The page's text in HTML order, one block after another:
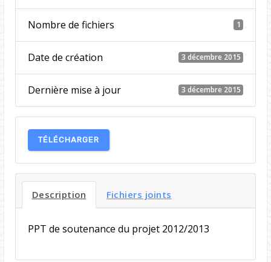
Nombre de fichiers 1
Date de création 3 décembre 2015
Dernière mise à jour 3 décembre 2015
TÉLÉCHARGER
Description Fichiers joints
PPT de soutenance du projet 2012/2013